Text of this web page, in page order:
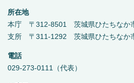
所在地
本庁 〒312-8501 茨城県ひたちなか
支所 〒311-1292 茨城県ひたちなか
電話
029-273-0111（代表）